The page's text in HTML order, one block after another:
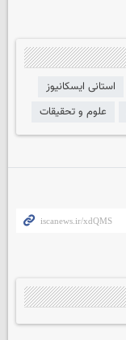
استانی ایسکانیوز
علوم و تحقیقات